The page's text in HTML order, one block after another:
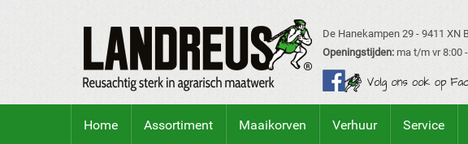
De Hanekampen 29 - 9411 XN
Openingstijden: ma t/m vr 8:00
Home Assortiment Maaikorven Verhuur Service